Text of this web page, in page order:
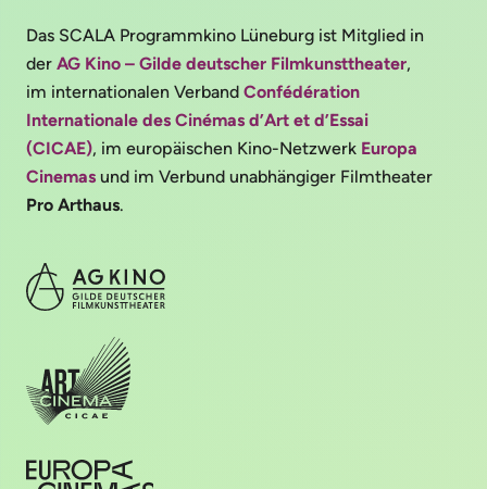
Das SCALA Programmkino Lüneburg ist Mitglied in
der AG Kino – Gilde deutscher Filmkunsttheater,
im internationalen Verband Confédération
Internationale des Cinémas d’Art et d’Essai
(CICAE), im europäischen Kino-Netzwerk Europa
Cinemas und im Verbund unabhängiger Filmtheater
Pro Arthaus.